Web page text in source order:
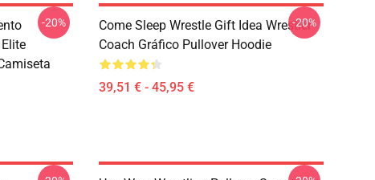
-20%
Come Sleep Wrestle Gift Idea Wrestler
Coach Gráfico Pullover Hoodie
39,51 € - 45,95 €
-20%